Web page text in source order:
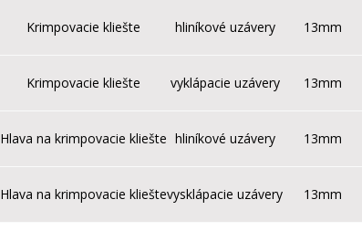
Krimpovacie kliešte hliníkové uzávery 13mm
Krimpovacie kliešte vyklápacie uzávery 13mm
Hlava na krimpovacie kliešte hliníkové uzávery 13mm
Hlava na krimpovacie klieštevysklápacie uzávery 13mm